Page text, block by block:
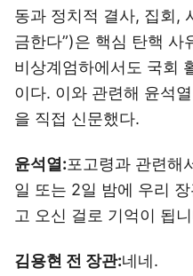
동과 정치적 결사, 집회,
금한다”)은 핵심 탄핵 사
비상계엄하에서도 국회
이다. 이와 관련해 윤석
을 직접 신문했다.
윤석열:포고령과 관련해
일 또는 2일 밤에 우리
고 오신 걸로 기억이 됩
김용현 전 장관:네네.